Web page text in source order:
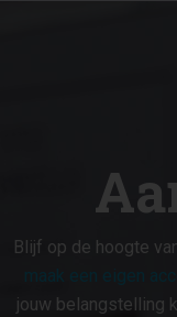
Blijf op de hoogte
jouw belangstelling